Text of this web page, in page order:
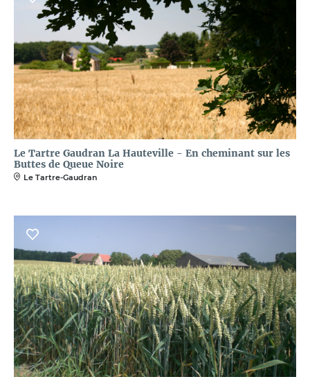
Le Tartre Gaudran La Hauteville - En cheminant sur les
Buttes de Queue Noire
Le Tartre-Gaudran